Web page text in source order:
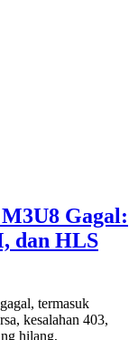
Gagal:
dan HLS
termasuk
kesalahan 403,
hilang,